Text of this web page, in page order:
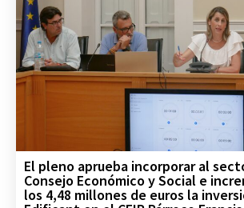
El pleno aprueba incorporar al
Consejo Económico y Social e
los 4,48 millones de euros la